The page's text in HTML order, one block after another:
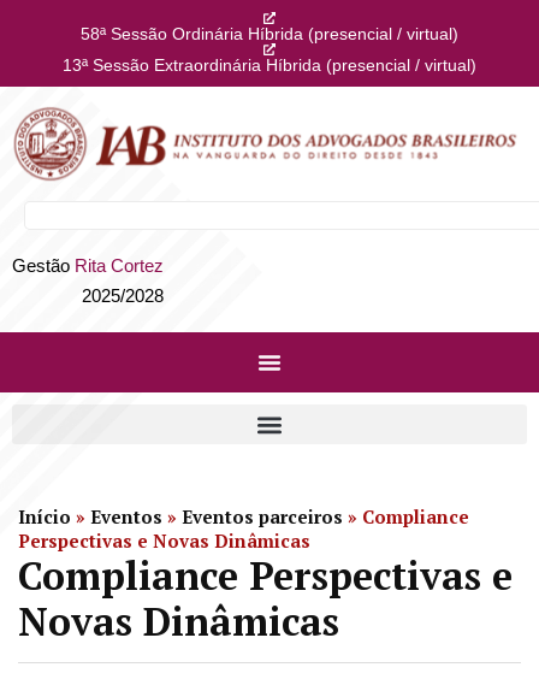
58ª Sessão Ordinária Híbrida (presencial / virtual)
13ª Sessão Extraordinária Híbrida (presencial / virtual)
Gestão Rita Cortez
2025/2028
Início » Eventos » Eventos parceiros » Compliance
Perspectivas e Novas Dinâmicas
Compliance Perspectivas e
Novas Dinâmicas